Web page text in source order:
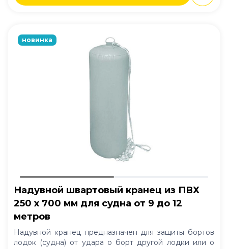
новинка
Надувной швартовый кранец из ПВХ
250 x 700 мм для судна от 9 до 12
метров
Надувной кранец предназначен для защиты бортов
лодок (судна) от удара о борт другой лодки или о